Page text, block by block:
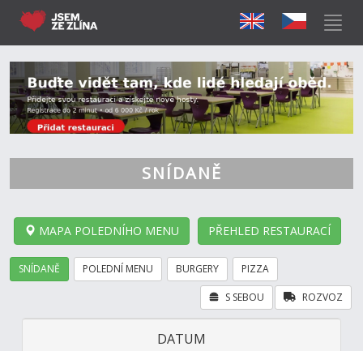
SNÍDANĚ
MAPA POLEDNÍHO MENU PŘEHLED RESTAURACÍ
SNÍDANĚ POLEDNÍ MENU BURGERY PIZZA
ROZVOZ
S SEBOU
DATUM